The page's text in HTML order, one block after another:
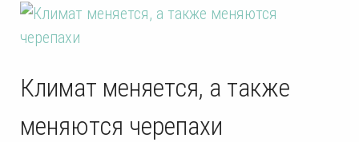
Климат меняется, а также
меняются черепахи